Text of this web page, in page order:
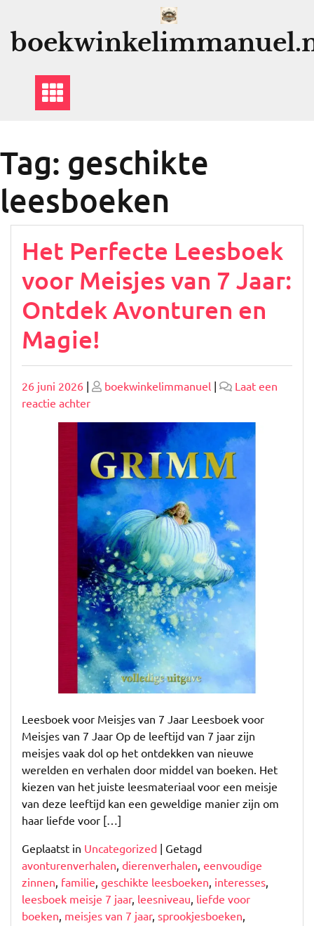
Tag: geschikte
leesboeken
Het Perfecte Leesboek
voor Meisjes van 7 Jaar:
Ontdek Avonturen en
Magie!
Geplaatst
op
26 juni 2026 | Geplaatst
boekwinkelimmanuel |
Laat een
reactie achterop
Het
Perfecte
Leesboek
voor
Meisjes
van
7
Jaar:
Ontdek
Avonturen
en
Magie!
Leesboek voor Meisjes van 7 Jaar Leesboek voor
Meisjes van 7 Jaar Op de leeftijd van 7 jaar zijn
meisjes vaak dol op het ontdekken van nieuwe
werelden en verhalen door middel van boeken. Het
kiezen van het juiste leesmateriaal voor een meisje
van deze leeftijd kan een geweldige manier zijn om
haar liefde voor […]
Geplaatst in Uncategorized | Getagd
avonturenverhalen, dierenverhalen, eenvoudige
zinnen, familie, geschikte leesboeken, interesses,
leesboek meisje 7 jaar, leesniveau, liefde voor
boeken, meisjes van 7 jaar, sprookjesboeken,